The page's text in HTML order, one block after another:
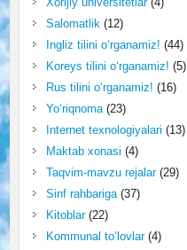
Salomatlik(12)
Ingliz tilini o‘rganamiz! (44)
Koreys tilini o‘rganamiz! (5)
Rus tilini o‘rganamiz! (16)
Yo‘riqnoma(23)
Internet texnologiyalari (13)
Maktab xonasi (4)
Taqvim-mavzu rejalar(29)
Sinf rahbariga(37)
Kitoblar(22)
Kommunal to‘lovlar(4)